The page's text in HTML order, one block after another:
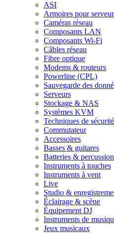
ASI
Armoires pour serveur
Caméras réseau
Composants LAN
Composants Wi-Fi
Câbles réseau
Fibre optique
Modems & routeurs
Powerline (CPL)
Sauvegarde des
Serveurs
Stockage & NAS
Systèmes KVM
Techniques de sécurité
Commutateur
Accessoires
Basses & guitares
Batteries &
Instruments à touches
Instruments à vent
Live
Studio &
Éclairage & scène
Équipement DJ
Instruments de
Jeux musicaux